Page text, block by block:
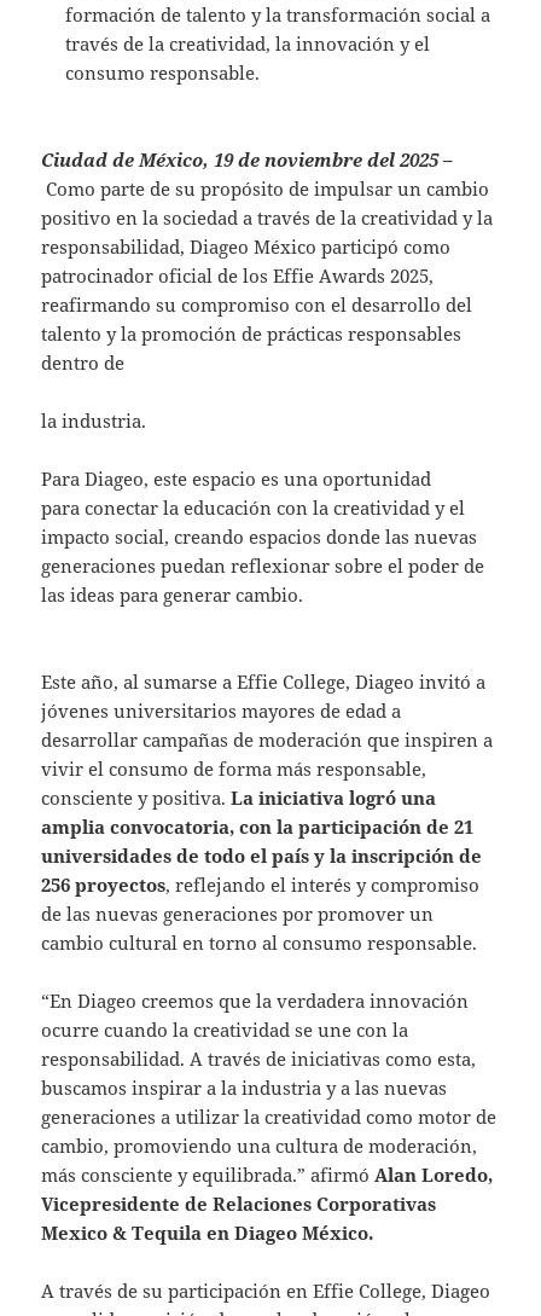
formación de talento y la transformación social a
través de la creatividad, la innovación y el
consumo responsable.
Ciudad de México, 19 de noviembre del 2025 –
Como parte de su propósito de impulsar un cambio
positivo en la sociedad a través de la creatividad y la
responsabilidad, Diageo México participó como
patrocinador oficial de los Effie Awards 2025,
reafirmando su compromiso con el desarrollo del
talento y la promoción de prácticas responsables
dentro de
la industria.
Para Diageo, este espacio es una oportunidad
para conectar la educación con la creatividad y el
impacto social, creando espacios donde las nuevas
generaciones puedan reflexionar sobre el poder de
las ideas para generar cambio.
Este año, al sumarse a Effie College, Diageo invitó a
jóvenes universitarios mayores de edad a
desarrollar campañas de moderación que inspiren a
vivir el consumo de forma más responsable,
consciente y positiva.La iniciativa logró una
amplia convocatoria, con la participación de 21
universidades de todo el país y la inscripción de
256 proyectos, reflejando el interés y compromiso
de las nuevas generaciones por promover un
cambio cultural en torno al consumo responsable.
“En Diageo creemos que la verdadera innovación
ocurre cuando la creatividad se une con la
responsabilidad. A través de iniciativas como esta,
buscamos inspirar a la industria y a las nuevas
generaciones a utilizar la creatividad como motor de
cambio, promoviendo una cultura de moderación,
más consciente y equilibrada.” afirmó Alan Loredo,
Vicepresidente de Relaciones Corporativas
Mexico & Tequila en Diageo México.
A través de su participación en Effie College, Diageo